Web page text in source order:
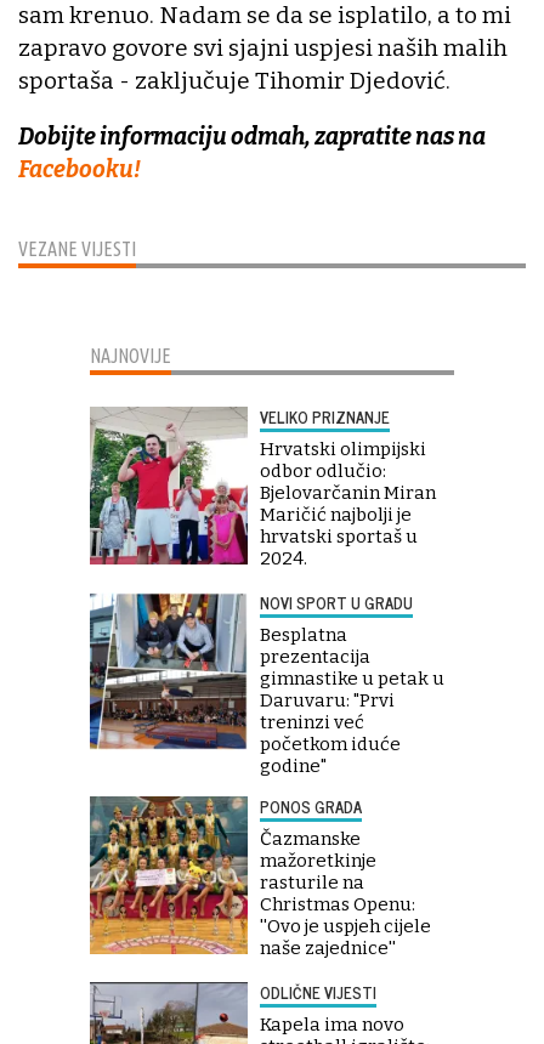
VEZANE VIJESTI
sam krenuo. Nadam se da se isplatilo, a to mi
zapravo govore svi sjajni uspjesi naših malih
sportaša - zaključuje Tihomir Djedović.
Dobijte informaciju odmah, zapratite nas na
Facebooku!
NAJNOVIJE
VELIKO PRIZNANJE
Hrvatski olimpijski
odbor odlučio:
Bjelovarčanin Miran
Maričić najbolji je
hrvatski sportaš u
2024.
NOVI SPORT U GRADU
Besplatna
prezentacija
gimnastike u petak u
Daruvaru: "Prvi
treninzi već
početkom iduće
godine"
PONOS GRADA
Čazmanske
mažoretkinje
rasturile na
Christmas Openu:
''Ovo je uspjeh cijele
naše zajednice''
ODLIČNE VIJESTI
Kapela ima novo